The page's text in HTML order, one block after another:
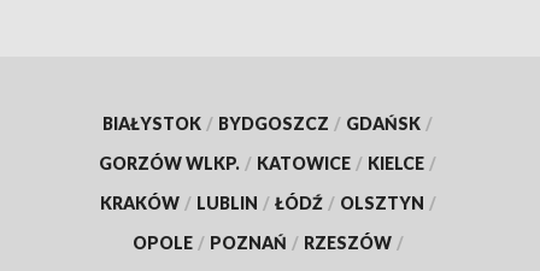
BIAŁYSTOK / BYDGOSZCZ / GDAŃSK /
GORZÓW WLKP. / KATOWICE / KIELCE /
KRAKÓW / LUBLIN / ŁÓDŹ / OLSZTYN /
OPOLE / POZNAŃ / RZESZÓW /